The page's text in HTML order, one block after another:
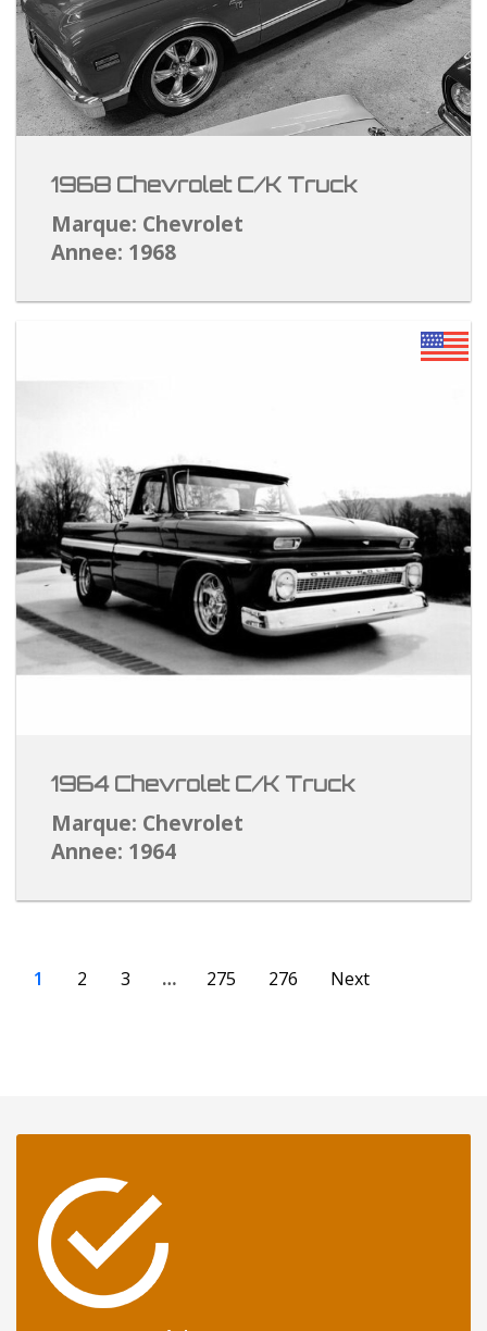
1968 Chevrolet C/K Truck
Marque: Chevrolet
Annee: 1968
1964 Chevrolet C/K Truck
Marque: Chevrolet
Annee: 1964
1 2 3 … 275 276 Next